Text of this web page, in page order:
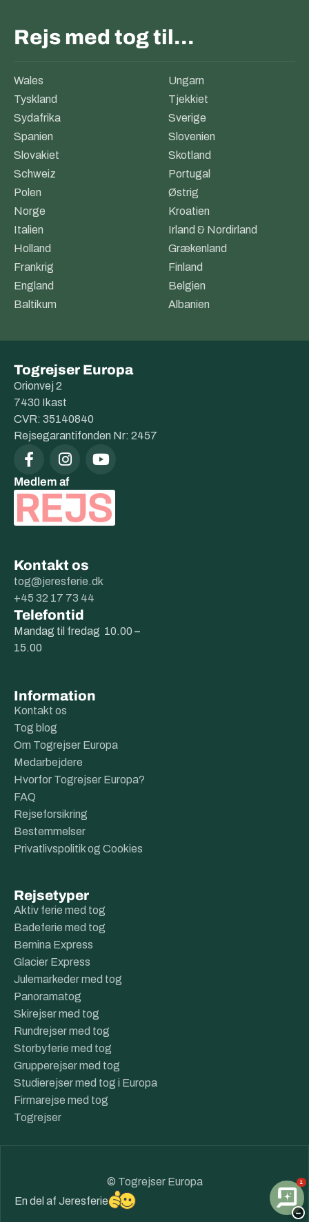
Rejs med tog til…
Wales
Ungarn
Tyskland
Tjekkiet
Sydafrika
Sverige
Spanien
Slovenien
Slovakiet
Skotland
Schweiz
Portugal
Polen
Østrig
Norge
Kroatien
Italien
Irland & Nordirland
Holland
Grækenland
Frankrig
Finland
England
Belgien
Baltikum
Albanien
Togrejser Europa
Orionvej 2
7430 Ikast
CVR: 35140840
Rejsegarantifonden Nr: 2457
Medlem af
Kontakt os
tog@jeresferie.dk
+45 32 17 73 44
Telefontid
Mandag til fredag 10.00 –
15.00
Information
Kontakt os
Tog blog
Om Togrejser Europa
Medarbejdere
Hvorfor Togrejser Europa?
FAQ
Rejseforsikring
Bestemmelser
Privatlivspolitik og Cookies
Rejsetyper
Aktiv ferie med tog
Badeferie med tog
Bernina Express
Glacier Express
Julemarkeder med tog
Panoramatog
Skirejser med tog
Rundrejser med tog
Storbyferie med tog
Grupperejser med tog
Studierejser med tog i Europa
Firmarejse med tog
Togrejser
© Togrejser Europa
En del af Jeresferie
1
−